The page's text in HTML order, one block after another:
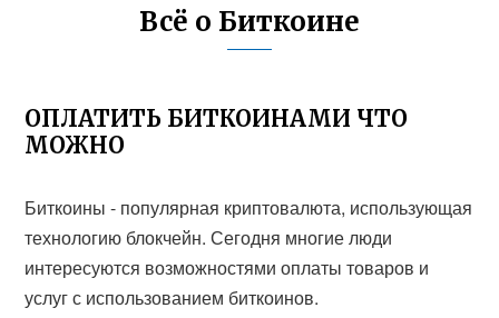
Всё о Биткоине
ОПЛАТИТЬ БИТКОИНАМИ ЧТО
МОЖНО
Биткоины - популярная криптовалюта, использующая
технологию блокчейн. Сегодня многие люди
интересуются возможностями оплаты товаров и
услуг с использованием биткоинов.